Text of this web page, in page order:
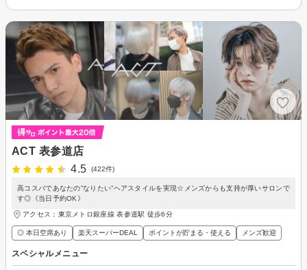
ACT 表参道店
4.5
(422件)
高コスパであなたの”なりたい”ヘアスタイルを実現☆メンズからも支持が厚いサロンで
す◎《当日予約OK》
アクセス：東京メトロ銀座線 表参道駅 徒歩6分
◎ 本日空席あり 楽天スーパーDEAL ポイントが貯まる・使える メンズ歓迎
スペシャルメニュー